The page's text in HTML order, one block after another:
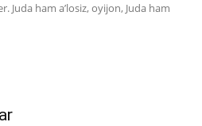
Juda ham a’losiz, oyijon, Juda ham